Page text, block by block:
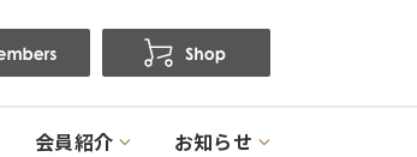
会員紹介 お知らせ